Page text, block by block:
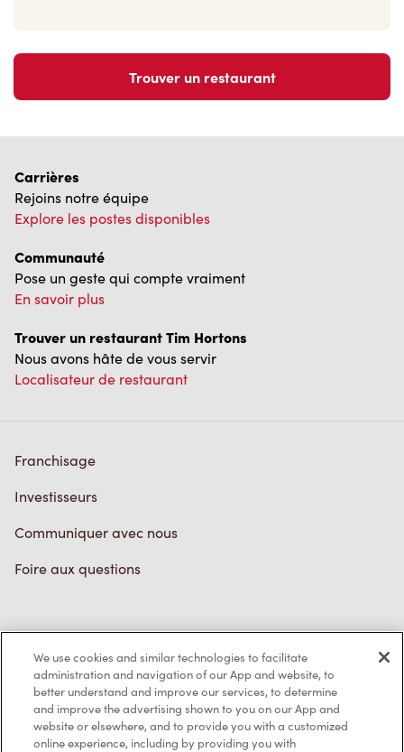
Trouver un restaurant
Carrières
Rejoins notre équipe
Explore les postes disponibles
Communauté
Pose un geste qui compte vraiment
En savoir plus
Trouver un restaurant Tim Hortons
Nous avons hâte de vous servir
Localisateur de restaurant
Franchisage
Investisseurs
Communiquer avec nous
Foire aux questions
Politique de confidentialité
Conditions de service
Marques de commerce
Accessibilité
We use cookies and similar technologies to facilitate
administration and navigation of our App and website, to
better understand and improve our services, to determine
and improve the advertising shown to you on our App and
website or elsewhere, and to provide you with a customized
online experience, including by providing you with